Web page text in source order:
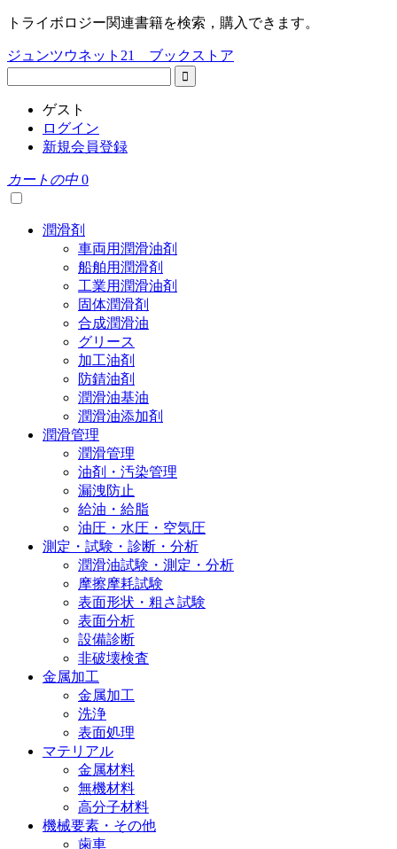
トライボロジー関連書籍を検索，購入できます。
ジュンツウネット21 ブックストア
ゲスト
ログイン
新規会員登録
カートの中 0
潤滑剤
車両用潤滑油剤
船舶用潤滑剤
工業用潤滑油剤
固体潤滑剤
合成潤滑油
グリース
加工油剤
防錆油剤
潤滑油基油
潤滑油添加剤
潤滑管理
潤滑管理
油剤・汚染管理
漏洩防止
給油・給脂
油圧・水圧・空気圧
測定・試験・診断・分析
潤滑油試験・測定・分析
摩擦摩耗試験
表面形状・粗さ試験
表面分析
設備診断
非破壊検査
金属加工
金属加工
洗浄
表面処理
マテリアル
金属材料
無機材料
高分子材料
機械要素・その他
歯車